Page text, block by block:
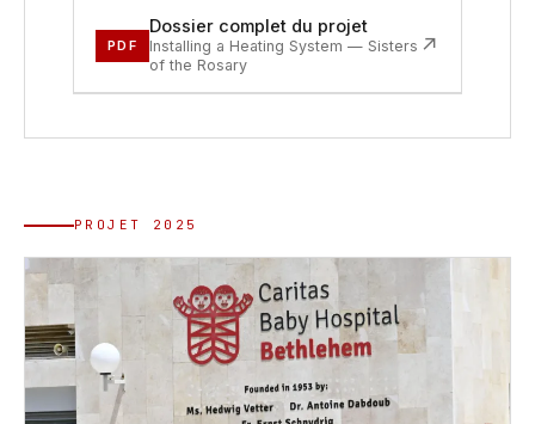
PDF
Dossier complet du projet
Installing a Heating System — Sisters
of the Rosary
↗
PROJET 2025